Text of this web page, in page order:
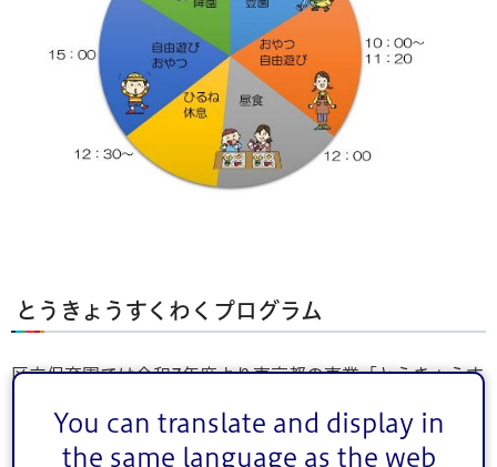
You can translate and display in
the same language as the web
とうきょうすくわくプログラム
区立保育園では令和7年度より東京都の事業「とうきょうす
かしながら、子どもたちの探求心や創造力をはぐくむ活動